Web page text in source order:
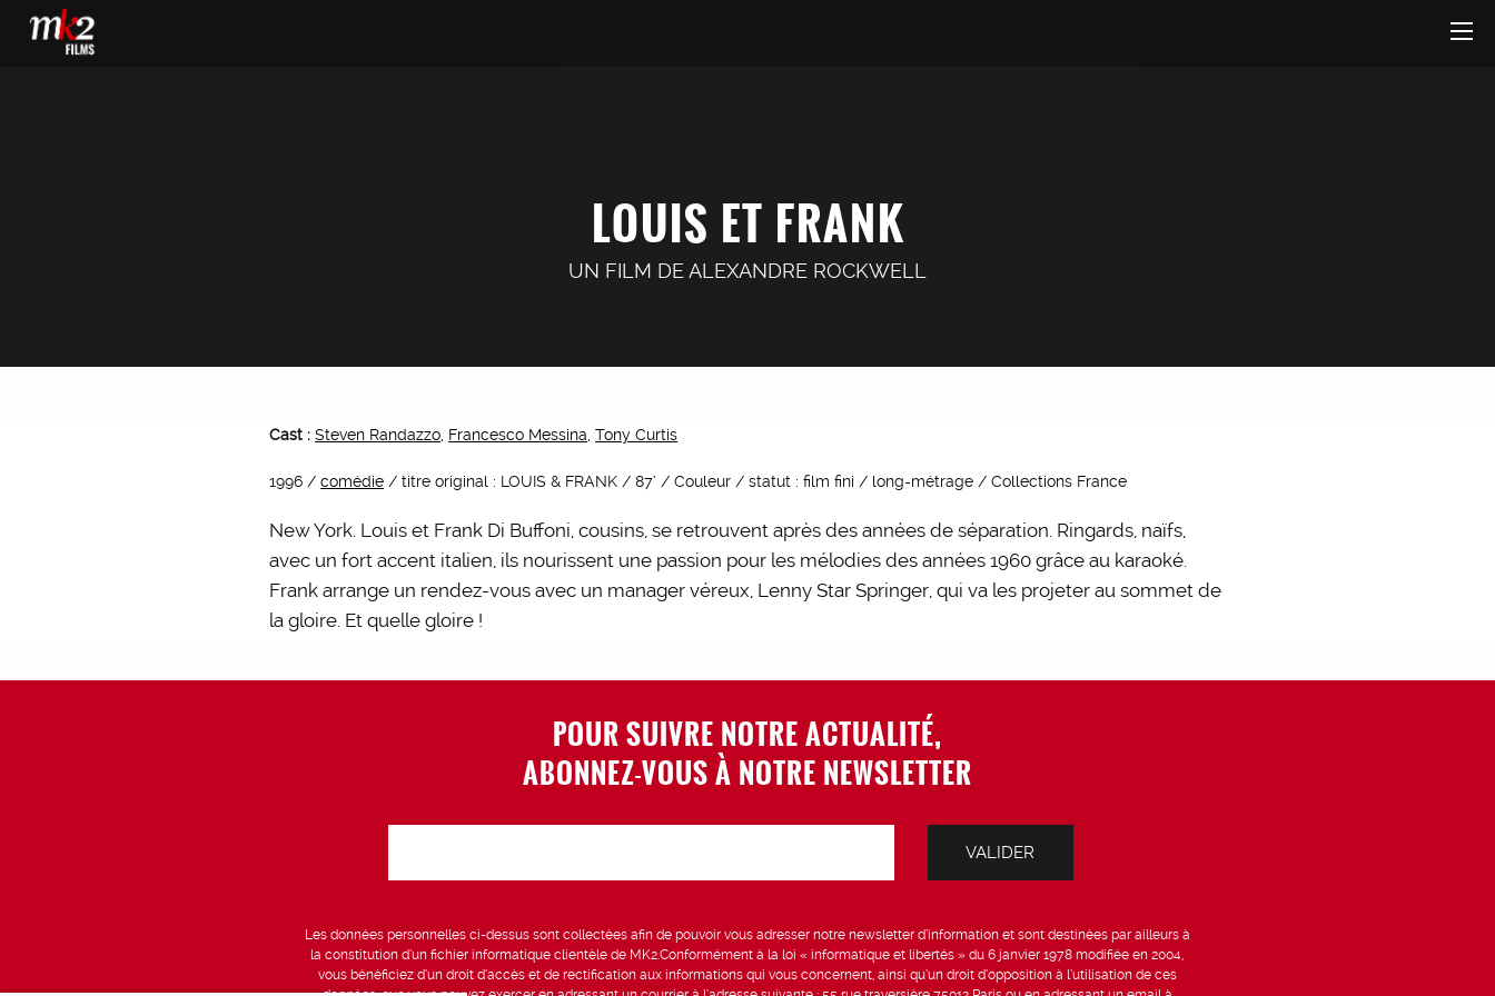
LOUIS ET FRANK
UN FILM DE ALEXANDRE ROCKWELL
Cast :Steven Randazzo Francesco Messina ,Tony Curtis
1996 /comédie / titre original : LOUIS & FRANK / 87’ / Couleur / statut : film fini / long-métrage / Collections France
New York. Louis et Frank Di Buffoni, cousins, se retrouvent après des années de séparation. Ringards, naïfs,
avec un fort accent italien, ils nourissent une passion pour les mélodies des années 1960 grâce au karaoké.
Frank arrange un rendez-vous avec un manager véreux, Lenny Star Springer, qui va les projeter au sommet de
la gloire. Et quelle gloire !
POUR SUIVRE NOTRE ACTUALITÉ,
ABONNEZ-VOUS À NOTRE NEWSLETTER
Les données personnelles ci-dessus sont collectées afin de pouvoir vous adresser notre newsletter d’information et sont destinées par ailleurs à
la constitution d’un fichier informatique clientèle de MK2.Conformément à la loi « informatique et libertés » du 6 janvier 1978 modifiée en 2004,
vous bénéficiez d’un droit d’accès et de rectification aux informations qui vous concernent, ainsi qu’un droit d’opposition à l’utilisation de ces